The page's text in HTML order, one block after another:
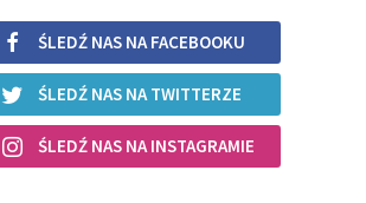
ŚLEDŹ NAS NA FACEBOOKU
ŚLEDŹ NAS NA TWITTERZE
ŚLEDŹ NAS NA INSTAGRAMIE